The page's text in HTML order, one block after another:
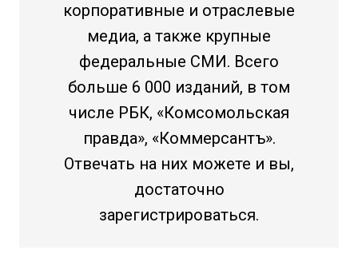
корпоративные и отраслевые
медиа, а также крупные
федеральные СМИ. Всего
больше 6 000 изданий, в том
числе РБК, «Комсомольская
правда», «Коммерсантъ».
Отвечать на них можете и вы,
достаточно
зарегистрироваться.